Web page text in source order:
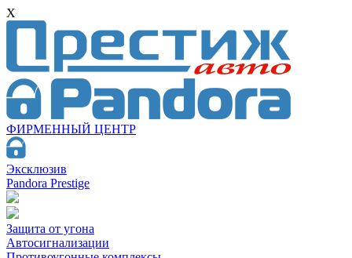
X
ФИРМЕННЫЙ ЦЕНТР
Эксклюзив
Pandora Prestige
Защита от угона
Автосигнализации